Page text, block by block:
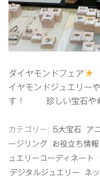
ダイヤモンドフェア
イヤモンドジュエリー
す！ 珍しい宝石や
カテゴリー: 5大宝石 ア
ージリング
お役立ち情報
ュエリーコーディネート
デジタルジュエリー
ネ